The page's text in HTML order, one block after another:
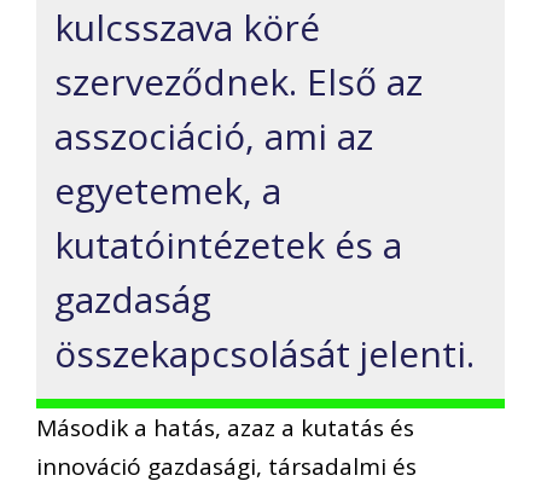
kulcsszava köré
szerveződnek. Első az
asszociáció, ami az
egyetemek, a
kutatóintézetek és a
gazdaság
összekapcsolását jelenti.
Második a hatás, azaz a kutatás és
innováció gazdasági, társadalmi és